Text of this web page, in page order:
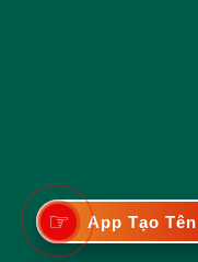
☞ App Tạo